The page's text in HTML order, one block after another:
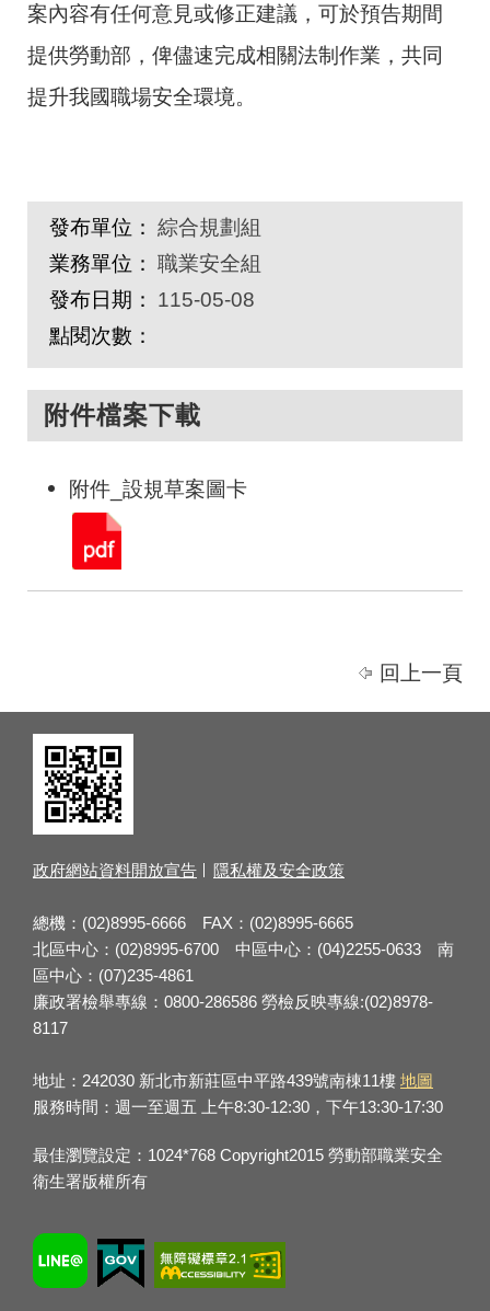
案內容有任何意見或修正建議，可於預告期間
提供勞動部，俾儘速完成相關法制作業，共同
提升我國職場安全環境。
發布單位： 綜合規劃組
業務單位： 職業安全組
發布日期：
115-05-08
點閱次數：
附件檔案下載
附件_設規草案圖卡
回上一頁
政府網站資料開放宣告 隱私權及安全政策
總機：(02)8995-6666 FAX：(02)8995-6665
北區中心：(02)8995-6700 中區中心：(04)2255-0633 南
區中心：(07)235-4861
廉政署檢舉專線：0800-286586 勞檢反映專線:(02)8978-
8117
地址：242030 新北市新莊區中平路439號南棟11樓 地圖
服務時間：週一至週五 上午8:30-12:30，下午13:30-17:30
最佳瀏覽設定：1024*768 Copyright2015 勞動部職業安全
衛生署版權所有